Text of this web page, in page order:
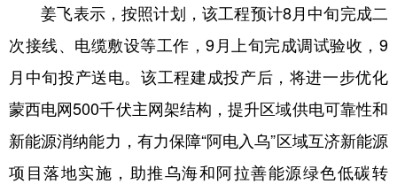
姜飞表示，按照计划，该工程预计8月中旬完成二
次接线、电缆敷设等工作，9月上旬完成调试验收，9
月中旬投产送电。该工程建成投产后，将进一步优化
蒙西电网500千伏主网架结构，提升区域供电可靠性和
新能源消纳能力，有力保障“阿电入乌”区域互济新能源
项目落地实施，助推乌海和阿拉善能源绿色低碳转